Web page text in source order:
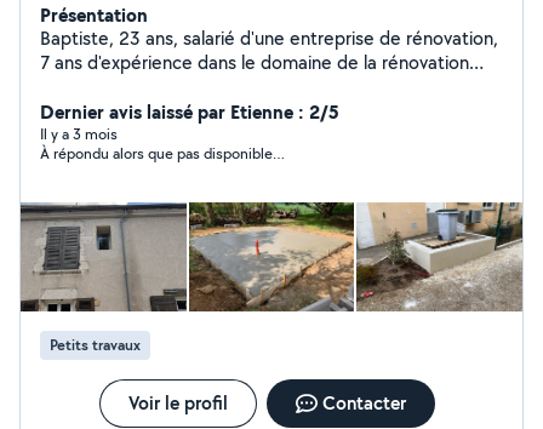
Présentation
Baptiste, 23 ans, salarié d'une entreprise de rénovation,
7 ans d'expérience dans le domaine de la rénovation
dallage,carrelage,couverture,pose de plaque de plâtre.
Dernier avis laissé par Etienne : 2/5
Il y a 3 mois
À répondu alors que pas disponible…
Petits travaux
Voir le profil Contacter